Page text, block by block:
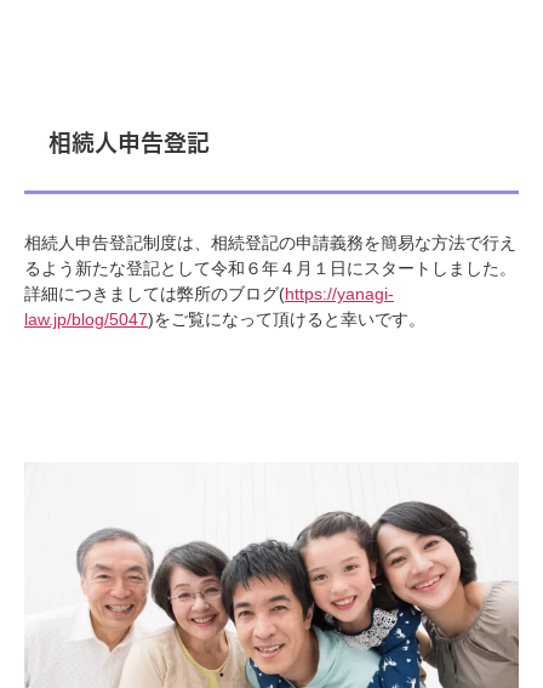
相続人申告登記
相続人申告登記制度は、相続登記の申請義務を簡易な方法で行え
るよう新たな登記として令和６年４月１日にスタートしました。
詳細につきましては弊所のブログ(https://yanagi-
law.jp/blog/5047)をご覧になって頂けると幸いです。